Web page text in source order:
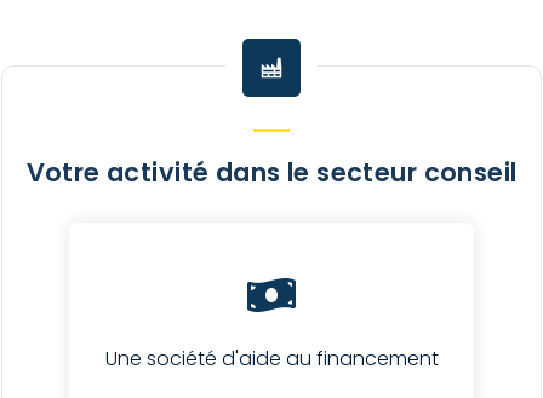
Votre activité dans le secteur conseil
Une société d'aide au financement